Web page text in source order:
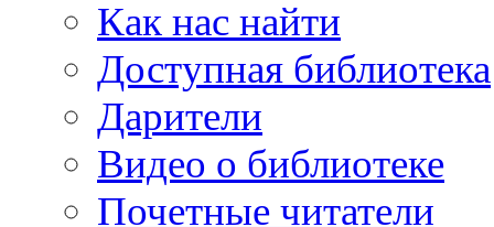
Как нас найти
Доступная библиотека
Дарители
Видео о библиотеке
Почетные читатели